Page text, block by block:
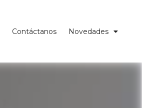
Contáctanos Novedades